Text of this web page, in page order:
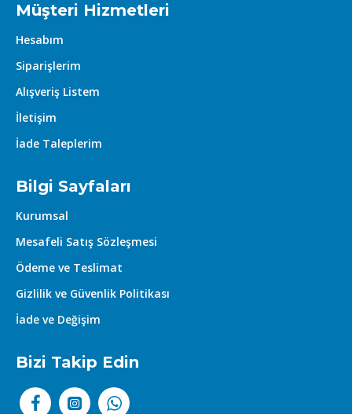
Müşteri Hizmetleri
Hesabım
Siparişlerim
Alışveriş Listem
İletişim
İade Taleplerim
Bilgi Sayfaları
Kurumsal
Mesafeli Satış Sözleşmesi
Ödeme ve Teslimat
Gizlilik ve Güvenlik Politikası
İade ve Değişim
Bizi Takip Edin